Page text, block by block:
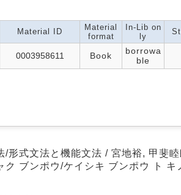
Material ID
Material
format
In-Lib on
ly
0003958611 Book
borrowa
ble
/形式文法と機能文法 / 宮地裕, 甲斐
ク ブンポウ/ケイシキ ブンポウ ト キ